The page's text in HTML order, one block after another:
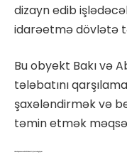
dizayn edib
idarəetmə dövlətə
Bu obyekt Bakı və
tələbatını
şaxələndirmək və
təmin etmək